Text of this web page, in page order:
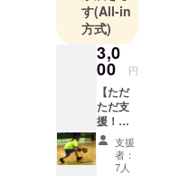
す(All-in
方式)
3,0
00 円
【ただ
ただ支
援！】
子供達
にバス
ケット
支援
者：
7人